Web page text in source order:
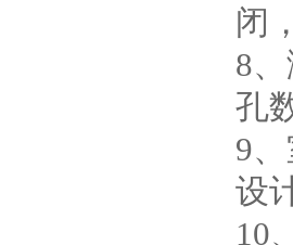
闭
8
孔
9
设
10